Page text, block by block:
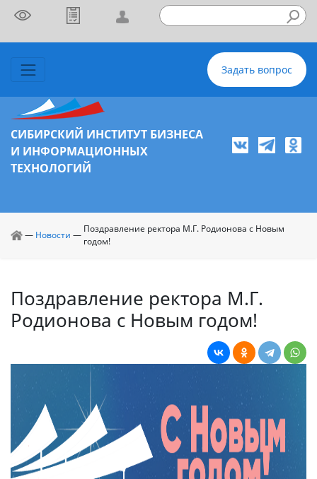
Задать вопрос
СИБИРСКИЙ ИНСТИТУТ БИЗНЕСА
И ИНФОРМАЦИОННЫХ
ТЕХНОЛОГИЙ
— Новости —
Поздравление ректора М.Г. Родионова с Новым
годом!
Поздравление ректора М.Г.
Родионова с Новым годом!